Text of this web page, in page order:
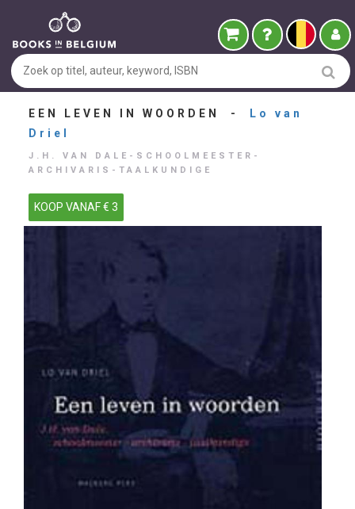
EEN LEVEN IN WOORDEN -
Lo van
Driel
J.H. VAN DALE-SCHOOLMEESTER-
ARCHIVARIS-TAALKUNDIGE
KOOP VANAF € 3